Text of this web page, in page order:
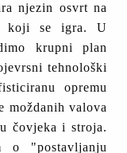
njezin osvrt na
koji se igra. U
krupni plan
tehnološki
opremu
moždanih valova
čovjeka i stroja.
o "postavljanju